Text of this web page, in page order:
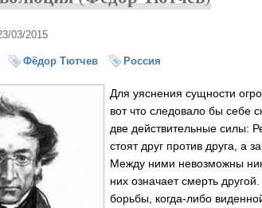
03/2015
Фёдор Тютчев Россия
Для уяснения сущности
вот что следовало бы себе
две действительные силы:
стоят друг против друга, а
Между ними невозможны
них означает смерть
борьбы, когда-либо